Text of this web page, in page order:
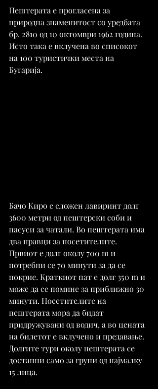
Пештерата е прогласена за
природна знаменитост со уредбата
бр. 2810 од 10 октомври 1962 година.
Исто така е вклучена во списокот
на 100 туристички места на
Бугарија.
Бачо Киро е сложен лавиринт долг
3600 метри од пештерски соби и
пасуси за чатали. Во пештерата има
два правци за посетителите.
Првиот е долг околу 700 m и
потребни се 70 минути за да се
покрие. Краткиот пат е долг 350 m и
може да се помине за приближно 30
минути. Посетителите на
пештерата мора да бидат
придружувани од водич, а во цената
на билетот е вклучено и предавање.
Долгите тури околу пештерата се
достапни само за групи од најмалку
15 лица.